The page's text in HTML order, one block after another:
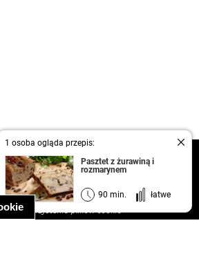
1 osoba ogląda przepis:
Pasztet z żurawiną i
rozmarynem
90 min. łatwe
kontakt
regulamin
o prywatności
o wykorzystaniu plików cookie